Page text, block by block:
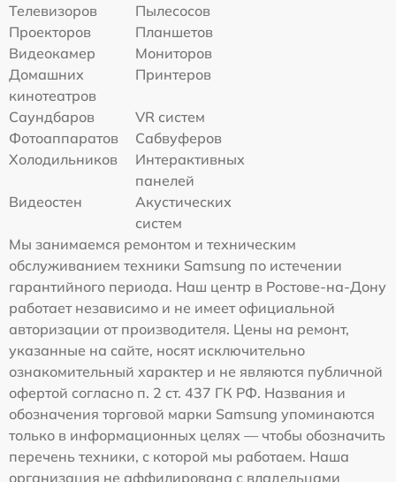
Телевизоров
Пылесосов
Проекторов
Планшетов
Видеокамер
Мониторов
Домашних
кинотеатров
Принтеров
Саундбаров
VR систем
Фотоаппаратов
Сабвуферов
Холодильников
Интерактивных
панелей
Видеостен
Акустических
систем
Мы занимаемся ремонтом и техническим
обслуживанием техники Samsung по истечении
гарантийного периода. Наш центр в Ростове-на-Дону
работает независимо и не имеет официальной
авторизации от производителя. Цены на ремонт,
указанные на сайте, носят исключительно
ознакомительный характер и не являются публичной
офертой согласно п. 2 ст. 437 ГК РФ. Названия и
обозначения торговой марки Samsung упоминаются
только в информационных целях — чтобы обозначить
перечень техники, с которой мы работаем. Наша
организация не аффилирована с владельцами